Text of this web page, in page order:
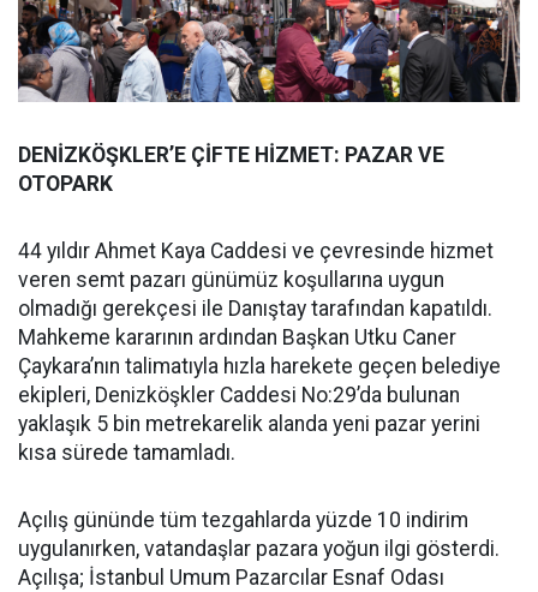
DENİZKÖŞKLER’E ÇİFTE HİZMET: PAZAR VE
OTOPARK
44 yıldır Ahmet Kaya Caddesi ve çevresinde hizmet
veren semt pazarı günümüz koşullarına uygun
olmadığı gerekçesi ile Danıştay tarafından kapatıldı.
Mahkeme kararının ardından Başkan Utku Caner
Çaykara’nın talimatıyla hızla harekete geçen belediye
ekipleri, Denizköşkler Caddesi No:29’da bulunan
yaklaşık 5 bin metrekarelik alanda yeni pazar yerini
kısa sürede tamamladı.
Açılış gününde tüm tezgahlarda yüzde 10 indirim
uygulanırken, vatandaşlar pazara yoğun ilgi gösterdi.
Açılışa; İstanbul Umum Pazarcılar Esnaf Odası